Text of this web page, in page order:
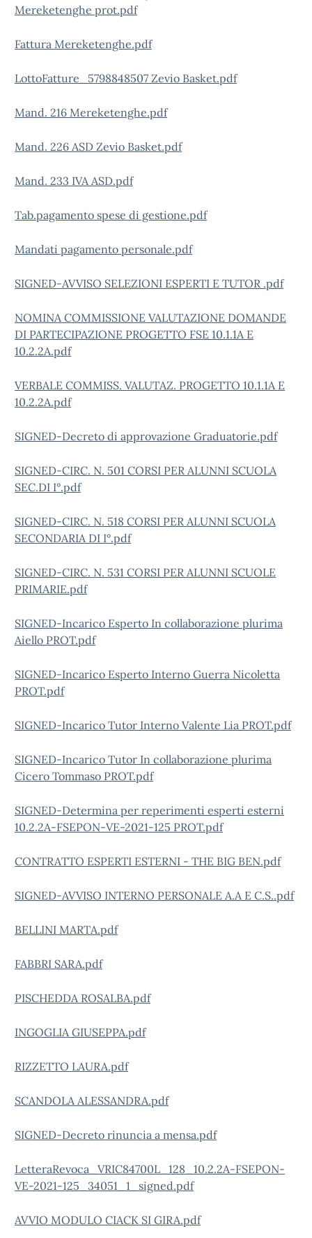
Mereketenghe prot.pdf
Fattura Mereketenghe.pdf
LottoFatture_5798848507 Zevio Basket.pdf
Mand. 216 Mereketenghe.pdf
Mand. 226 ASD Zevio Basket.pdf
Mand. 233 IVA ASD.pdf
Tab.pagamento spese di gestione.pdf
Mandati pagamento personale.pdf
SIGNED-AVVISO SELEZIONI ESPERTI E TUTOR .pdf
NOMINA COMMISSIONE VALUTAZIONE DOMANDE
DI PARTECIPAZIONE PROGETTO FSE 10.1.1A E
10.2.2A.pdf
VERBALE COMMISS. VALUTAZ. PROGETTO 10.1.1A E
10.2.2A.pdf
SIGNED-Decreto di approvazione Graduatorie.pdf
SIGNED-CIRC. N. 501 CORSI PER ALUNNI SCUOLA
SEC.DI I°.pdf
SIGNED-CIRC. N. 518 CORSI PER ALUNNI SCUOLA
SECONDARIA DI I°.pdf
SIGNED-CIRC. N. 531 CORSI PER ALUNNI SCUOLE
PRIMARIE.pdf
SIGNED-Incarico Esperto In collaborazione plurima
Aiello PROT.pdf
SIGNED-Incarico Esperto Interno Guerra Nicoletta
PROT.pdf
SIGNED-Incarico Tutor Interno Valente Lia PROT.pdf
SIGNED-Incarico Tutor In collaborazione plurima
Cicero Tommaso PROT.pdf
SIGNED-Determina per reperimenti esperti esterni
10.2.2A-FSEPON-VE-2021-125 PROT.pdf
CONTRATTO ESPERTI ESTERNI - THE BIG BEN.pdf
SIGNED-AVVISO INTERNO PERSONALE A.A E C.S..pdf
BELLINI MARTA.pdf
FABBRI SARA.pdf
PISCHEDDA ROSALBA.pdf
INGOGLIA GIUSEPPA.pdf
RIZZETTO LAURA.pdf
SCANDOLA ALESSANDRA.pdf
SIGNED-Decreto rinuncia a mensa.pdf
LetteraRevoca_VRIC84700L_128_10.2.2A-FSEPON-
VE-2021-125_34051_1_signed.pdf
AVVIO MODULO CIACK SI GIRA.pdf